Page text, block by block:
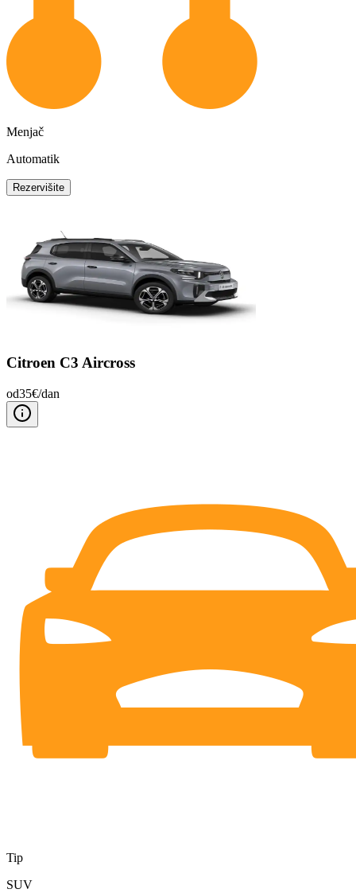
Menjač
Automatik
Rezervišite
Citroen C3 Aircross
od35€/dan
Tip
SUV